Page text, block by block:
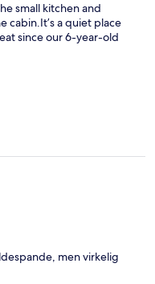
small kitchen and
cabin. ​It’s a quiet place
since our 6-year-old
men virkelig